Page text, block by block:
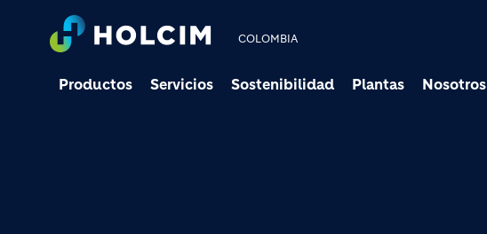
COLOMBIA
Productos Servicios Sostenibilidad Plantas Nosotros